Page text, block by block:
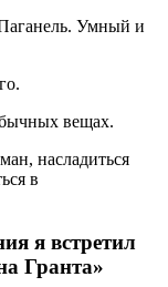
Умный и
вещах.
насладиться
в
я встретил
Гранта»